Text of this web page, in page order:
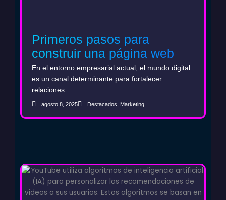
Primeros pasos para
construir una página web
B2B que fortalezca el ciclo
de ventas
En el entorno empresarial actual, el mundo digital
es un canal determinante para fortalecer
relaciones…
agosto 8, 2025 Destacados Marketing